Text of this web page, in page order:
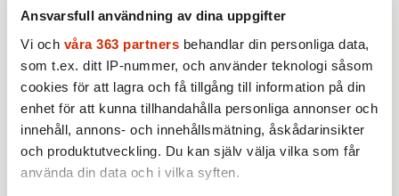
Ansvarsfull användning av dina uppgifter
Vi och våra 363 partners behandlar din personliga data,
som t.ex. ditt IP-nummer, och använder teknologi såsom
cookies för att lagra och få tillgång till information på din
enhet för att kunna tillhandahålla personliga annonser och
innehåll, annons- och innehållsmätning, åskådarinsikter
och produktutveckling. Du kan själv välja vilka som får
använda din data och i vilka syften.
Veckans bråk:
Folkdräktsrabalder
Av: Redaktionen
Ladda fler
Mest lästa